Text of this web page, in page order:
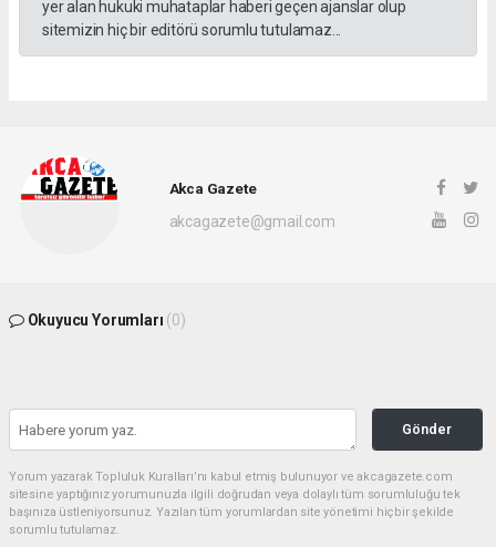
yer alan hukuki muhataplar haberi geçen ajanslar olup
sitemizin hiç bir editörü sorumlu tutulamaz...
Akca Gazete
akcagazete@gmail.com
Okuyucu Yorumları (0)
Gönder
Yorum yazarak Topluluk Kuralları’nı kabul etmiş bulunuyor ve akcagazete.com
sitesine yaptığınız yorumunuzla ilgili doğrudan veya dolaylı tüm sorumluluğu tek
başınıza üstleniyorsunuz. Yazılan tüm yorumlardan site yönetimi hiçbir şekilde
sorumlu tutulamaz.